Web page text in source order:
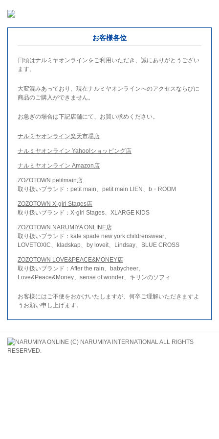
お客様各位
日頃はナルミヤオンラインをご利用いただき、誠にありがとうござい
ます。
大変混みあっており、現在ナルミヤオンラインへのアクセスならびに
商品のご購入ができません。
お急ぎの場合は下記店舗にて、お買い求めください。
ナルミヤオンライン楽天市場店
ナルミヤオンライン Yahoo!ショッピング店
ナルミヤオンライン Amazon店
ZOZOTOWN petitmain店
取り扱いブランド：petit main、petit main LIEN、b・ROOM
ZOZOTOWN X-girl Stages店
取り扱いブランド：X-girl Stages、XLARGE KIDS
ZOZOTOWN NARUMIYA ONLINE店
取り扱いブランド：kate spade new york childrenswear、
LOVETOXIC、kladskap、by loveit、Lindsay、BLUE CROSS
ZOZOTOWN LOVE&PEACE&MONEY店
取り扱いブランド：After the rain、babycheer、
Love&Peace&Money、sense of wonder、キリンのソフィ
お客様にはご不便をおかけいたしますが、何卒ご理解いただきますよ
うお願い申し上げます。